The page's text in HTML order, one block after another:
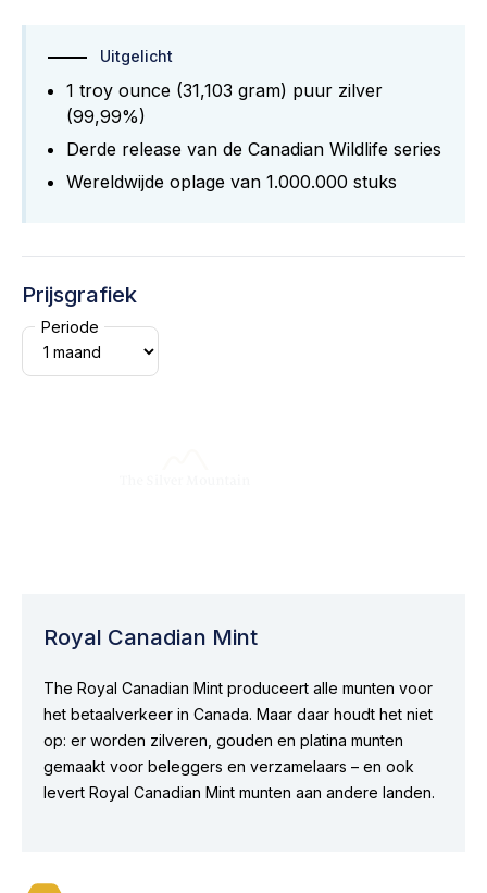
Uitgelicht
1 troy ounce (31,103 gram) puur zilver
(99,99%)
Derde release van de Canadian Wildlife series
Wereldwijde oplage van 1.000.000 stuks
Prijsgrafiek
Periode
Royal Canadian Mint
The Royal Canadian Mint produceert alle munten voor
het betaalverkeer in Canada. Maar daar houdt het niet
op: er worden zilveren, gouden en platina munten
gemaakt voor beleggers en verzamelaars – en ook
levert Royal Canadian Mint munten aan andere landen.